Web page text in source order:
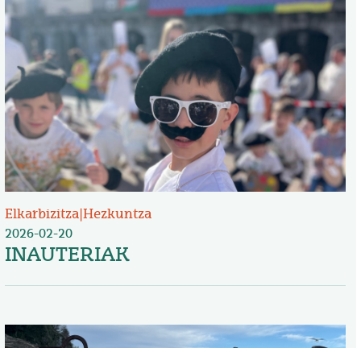
Irudia
Elkarbizitza|Hezkuntza
2026-02-20
INAUTERIAK
Irudia